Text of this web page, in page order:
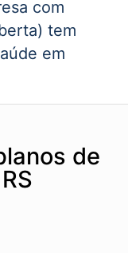
com
tem
em
de